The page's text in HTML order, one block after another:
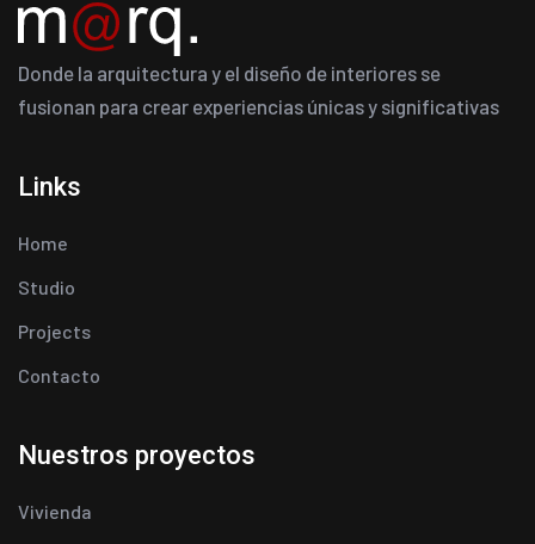
Donde la arquitectura y el diseño de interiores se
fusionan para crear experiencias únicas y significativas
Links
Home
Studio
Projects
Contacto
Nuestros proyectos
Vivienda